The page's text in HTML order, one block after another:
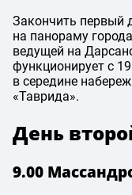
Закончить первый
на панораму
ведущей на
функционирует с
в середине
«Таврида».
День
9.00